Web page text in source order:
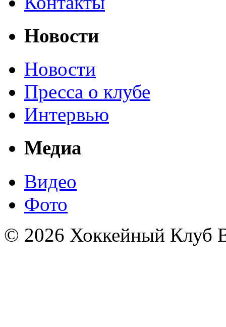
Новости
Новости
Пресса о клубе
Интервью
Медиа
Видео
Фото
© 2026 Хоккейный Клуб